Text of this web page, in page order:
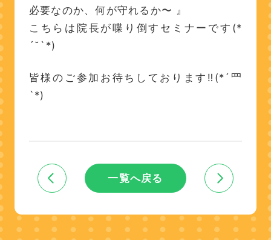
必要なのか、何が守れるか〜 』
こちらは院長が喋り倒すセミナーです(*
´˘`*)
皆様のご参加お待ちしております‼︎(*´罒
`*)
一覧へ戻る